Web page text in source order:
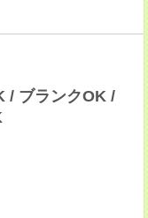
/ ブランクOK /